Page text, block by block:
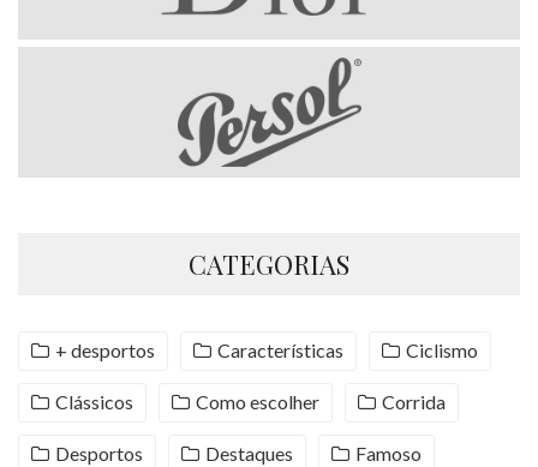
CATEGORIAS
+ desportos Características Ciclismo
Clássicos Como escolher Corrida
Desportos Destaques Famoso